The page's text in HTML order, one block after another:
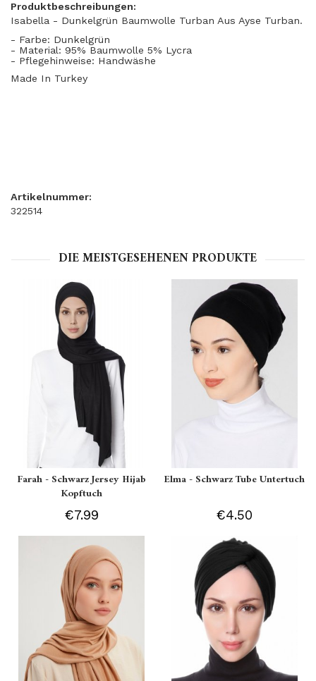
Produktbeschreibungen:
Isabella - Dunkelgrün Baumwolle Turban Aus Ayse Turban.
- Farbe: Dunkelgrün
- Material: 95% Baumwolle 5% Lycra
- Pflegehinweise: Handwäshe
Made In Turkey
Artikelnummer:
322514
DIE MEISTGESEHENEN PRODUKTE
Farah - Schwarz Jersey Hijab
Kopftuch
€7.99
Elma - Schwarz Tube Untertuch
€4.50